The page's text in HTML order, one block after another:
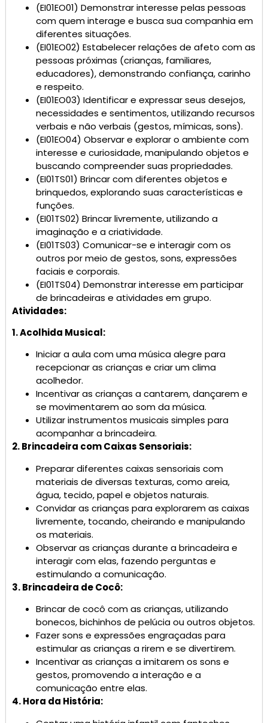
(EI01EO01) Demonstrar interesse pelas pessoas
com quem interage e busca sua companhia em
diferentes situações.
(EI01EO02) Estabelecer relações de afeto com as
pessoas próximas (crianças, familiares,
educadores), demonstrando confiança, carinho
e respeito.
(EI01EO03) Identificar e expressar seus desejos,
necessidades e sentimentos, utilizando recursos
verbais e não verbais (gestos, mímicas, sons).
(EI01EO04) Observar e explorar o ambiente com
interesse e curiosidade, manipulando objetos e
buscando compreender suas propriedades.
(EI01TS01) Brincar com diferentes objetos e
brinquedos, explorando suas características e
funções.
(EI01TS02) Brincar livremente, utilizando a
imaginação e a criatividade.
(EI01TS03) Comunicar-se e interagir com os
outros por meio de gestos, sons, expressões
faciais e corporais.
(EI01TS04) Demonstrar interesse em participar
de brincadeiras e atividades em grupo.
Atividades:
1. Acolhida Musical:
Iniciar a aula com uma música alegre para
recepcionar as crianças e criar um clima
acolhedor.
Incentivar as crianças a cantarem, dançarem e
se movimentarem ao som da música.
Utilizar instrumentos musicais simples para
acompanhar a brincadeira.
2. Brincadeira com Caixas Sensoriais:
Preparar diferentes caixas sensoriais com
materiais de diversas texturas, como areia,
água, tecido, papel e objetos naturais.
Convidar as crianças para explorarem as caixas
livremente, tocando, cheirando e manipulando
os materiais.
Observar as crianças durante a brincadeira e
interagir com elas, fazendo perguntas e
estimulando a comunicação.
3. Brincadeira de Cocô:
Brincar de cocô com as crianças, utilizando
bonecos, bichinhos de pelúcia ou outros objetos.
Fazer sons e expressões engraçadas para
estimular as crianças a rirem e se divertirem.
Incentivar as crianças a imitarem os sons e
gestos, promovendo a interação e a
comunicação entre elas.
4. Hora da História: